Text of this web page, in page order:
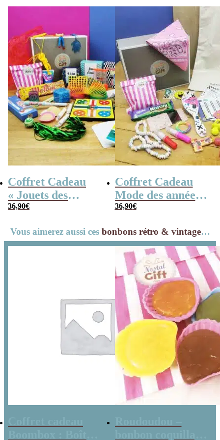
Coffret Cadeau
« Jouets des
années 80 » –
36,90€
Coffret Cadeau
Mode des années
80/90
36,90€
Vous aimerez aussi ces bonbons rétro & vintage…